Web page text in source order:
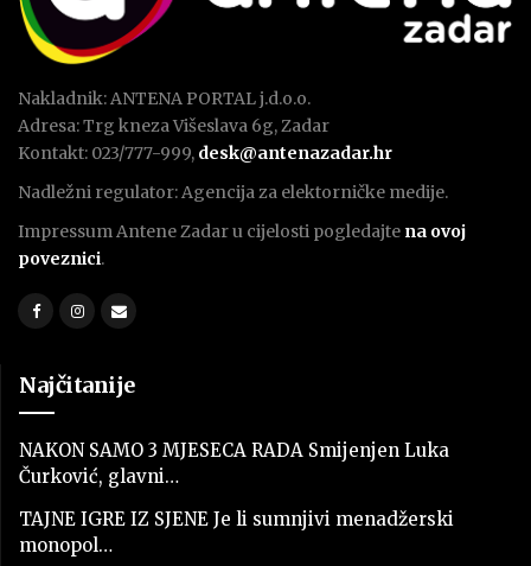
Nakladnik: ANTENA PORTAL j.d.o.o.
Adresa: Trg kneza Višeslava 6g, Zadar
Kontakt: 023/777-999, desk@antenazadar.hr
Nadležni regulator: Agencija za elektorničke medije.
Impressum Antene Zadar u cijelosti pogledajte na ovoj
poveznici.
Najčitanije
NAKON SAMO 3 MJESECA RADA Smijenjen Luka
Čurković, glavni…
TAJNE IGRE IZ SJENE Je li sumnjivi menadžerski
monopol…